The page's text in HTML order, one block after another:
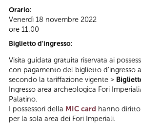
Orario:
Venerdì 18 novembre 2022
ore 11.00
Biglietto d'ingresso:
Visita guidata gratuita riservata ai
con pagamento del biglietto d’ingresso
secondo la tariffazione vigente >
Ingresso area archeologica Fori
Palatino.
I possessori della MIC card hanno
per la sola area dei Fori Imperiali.